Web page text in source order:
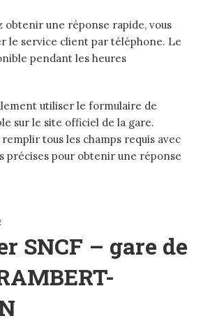
obtenir une réponse rapide, vous
le service client par téléphone. Le
pendant les heures
utiliser le formulaire de
sur le site officiel de la gare.
tous les champs requis avec
précises pour obtenir une réponse
SNCF – gare de